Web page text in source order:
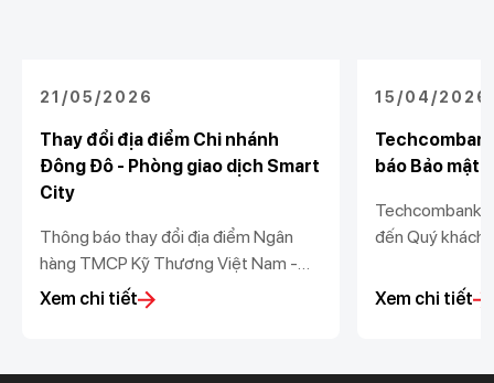
21/05/2026
Thay đổi địa điểm Chi nhánh
Đông Đô - Phòng giao dịch Smart
City
Thông báo thay đổi địa điểm Ngân
hàng TMCP Kỹ Thương Việt Nam -
Chi nhánh Đông Đô - Phòng giao dịch
Xem chi tiết
15/04/2026
báo Bảo mật
Techcombank
đến Quý khách
dữ liệu
Chính phủ ban
Xem chi tiết